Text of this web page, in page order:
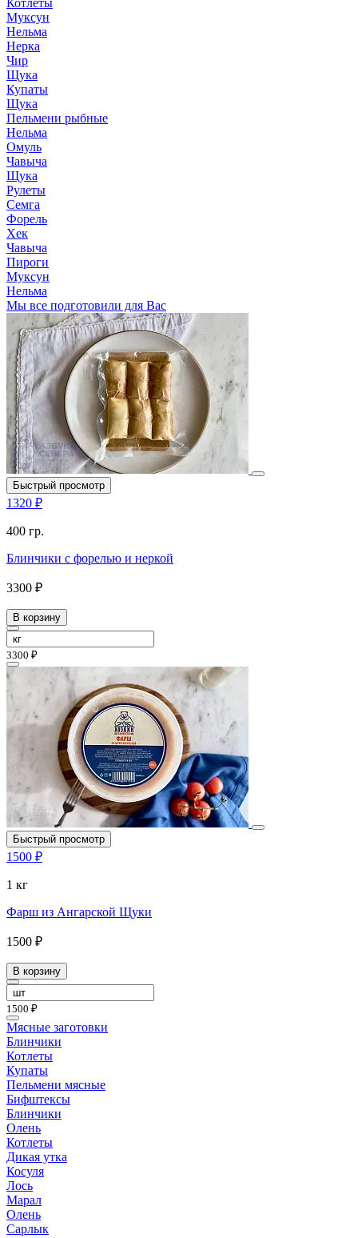
Котлеты
Муксун
Нельма
Нерка
Чир
Щука
Купаты
Щука
Пельмени рыбные
Нельма
Омуль
Чавыча
Щука
Рулеты
Семга
Форель
Хек
Чавыча
Пироги
Муксун
Нельма
Мы все подготовили для Вас
Быстрый просмотр
1320 ₽
400 гр.
Блинчики с форелью и неркой
3300 ₽
В корзину
3300 ₽
Быстрый просмотр
1500 ₽
1 кг
Фарш из Ангарской Щуки
1500 ₽
В корзину
1500 ₽
Мясные заготовки
Блинчики
Котлеты
Купаты
Пельмени мясные
Бифштексы
Блинчики
Олень
Котлеты
Дикая утка
Косуля
Лось
Марал
Олень
Сарлык